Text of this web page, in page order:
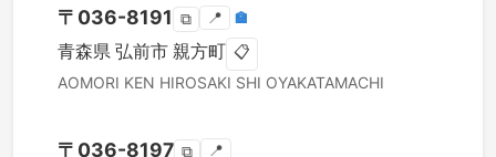
〒 036-8191 ⧉ 📍 🏣
青森県 弘前市 親方町 📋
AOMORI KEN HIROSAKI SHI OYAKATAMACHI
〒 036-8197 ⧉ 📍